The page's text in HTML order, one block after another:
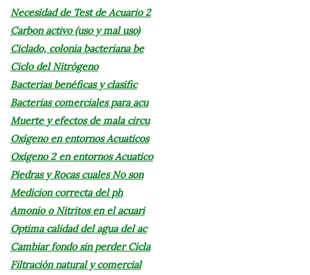
Necesidad de Test de Acuario 2
Carbon activo (uso y mal uso)
Ciclado, colonia bacteriana be
Ciclo del Nitrógeno
Bacterias benéficas y clasific
Bacterias comerciales para acu
Muerte y efectos de mala circu
Oxígeno en entornos Acuaticos
Oxígeno 2 en entornos Acuatico
Piedras y Rocas cuales No son
Medicion correcta del ph
Amonio o Nitritos en el acuari
Optima calidad del agua del ac
Cambiar fondo sin perder Cicla
Filtración natural y comercial